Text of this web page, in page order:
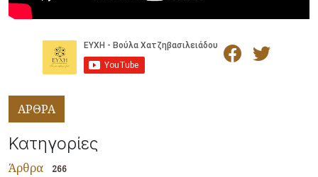
ΑΡΘΡΑ
Κατηγορίες
Άρθρα 266